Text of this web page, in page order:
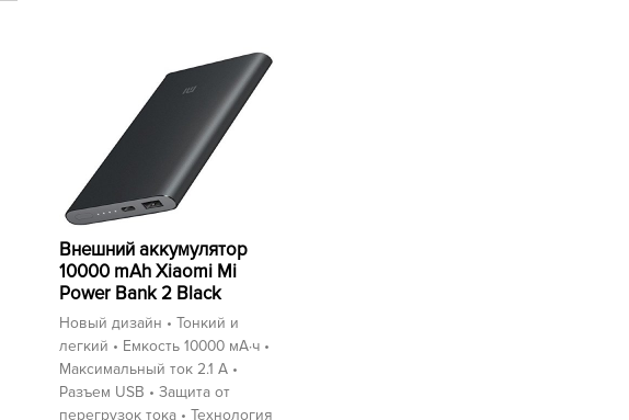
Внешний аккумулятор
10000 mAh Xiaomi Mi
Power Bank 2 Black
Новый дизайн • Тонкий и
легкий • Емкость 10000 мА⋅ч •
Максимальный ток 2.1 А •
Разъем USB • Защита от
перегрузок тока • Технология